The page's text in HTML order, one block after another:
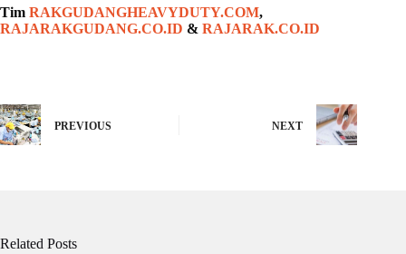
Tim RAKGUDANGHEAVYDUTY.COM,
RAJARAKGUDANG.CO.ID & RAJARAK.CO.ID
PREVIOUS NEXT
Related Posts